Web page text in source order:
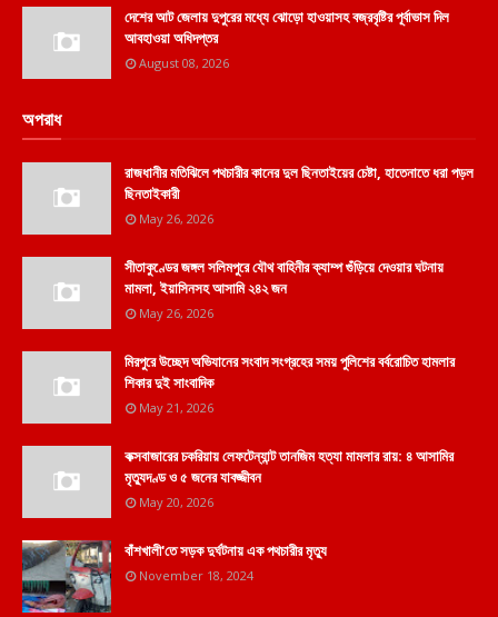
দেশের আট জেলায় দুপুরের মধ্যে ঝোড়ো হাওয়াসহ বজ্রবৃষ্টির পূর্বাভাস দিল
আবহাওয়া অধিদপ্তর
August 08, 2026
অপরাধ
রাজধানীর মতিঝিলে পথচারীর কানের দুল ছিনতাইয়ের চেষ্টা, হাতেনাতে ধরা পড়ল
ছিনতাইকারী
May 26, 2026
সীতাকুণ্ডের জঙ্গল সলিমপুরে যৌথ বাহিনীর ক্যাম্প গুঁড়িয়ে দেওয়ার ঘটনায়
মামলা, ইয়াসিনসহ আসামি ২৪২ জন
May 26, 2026
মিরপুরে উচ্ছেদ অভিযানের সংবাদ সংগ্রহের সময় পুলিশের বর্বরোচিত হামলার
শিকার দুই সাংবাদিক
May 21, 2026
কক্সবাজারের চকরিয়ায় লেফটেন্যান্ট তানজিম হত্যা মামলার রায়: ৪ আসামির
মৃত্যুদণ্ড ও ৫ জনের যাবজ্জীবন
May 20, 2026
বাঁশখালী'তে সড়ক দুর্ঘটনায় এক পথচারীর মৃত্যু
November 18, 2024